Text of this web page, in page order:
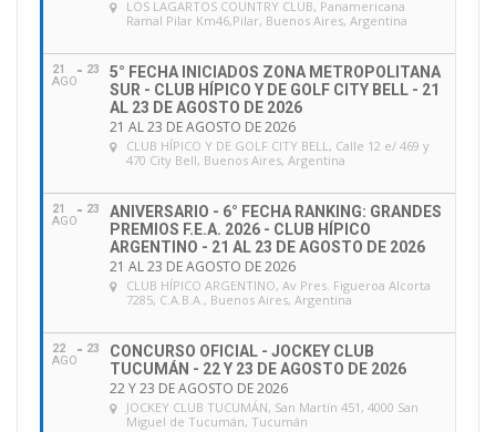
LOS LAGARTOS COUNTRY CLUB, Panamericana
Ramal Pilar Km46,Pilar, Buenos Aires, Argentina
21
AGO
23
5° FECHA INICIADOS ZONA METROPOLITANA
SUR - CLUB HÍPICO Y DE GOLF CITY BELL - 21
AL 23 DE AGOSTO DE 2026
21 AL 23 DE AGOSTO DE 2026
CLUB HÍPICO Y DE GOLF CITY BELL, Calle 12 e/ 469 y
470 City Bell, Buenos Aires, Argentina
21
AGO
23
ANIVERSARIO - 6° FECHA RANKING: GRANDES
PREMIOS F.E.A. 2026 - CLUB HÍPICO
ARGENTINO - 21 AL 23 DE AGOSTO DE 2026
21 AL 23 DE AGOSTO DE 2026
CLUB HÍPICO ARGENTINO, Av Pres. Figueroa Alcorta
7285, C.A.B.A., Buenos Aires, Argentina
22
AGO
23
CONCURSO OFICIAL - JOCKEY CLUB
TUCUMÁN - 22 Y 23 DE AGOSTO DE 2026
22 Y 23 DE AGOSTO DE 2026
JOCKEY CLUB TUCUMÁN, San Martín 451, 4000 San
Miguel de Tucumán, Tucumán